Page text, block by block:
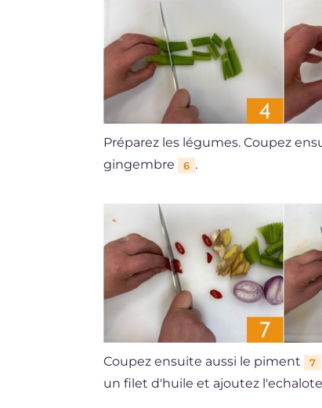
Préparez les légumes. Coupez
gingembre
6 .
Coupez ensuite aussi le piment 7
un filet d'huile et ajoutez l'echalote